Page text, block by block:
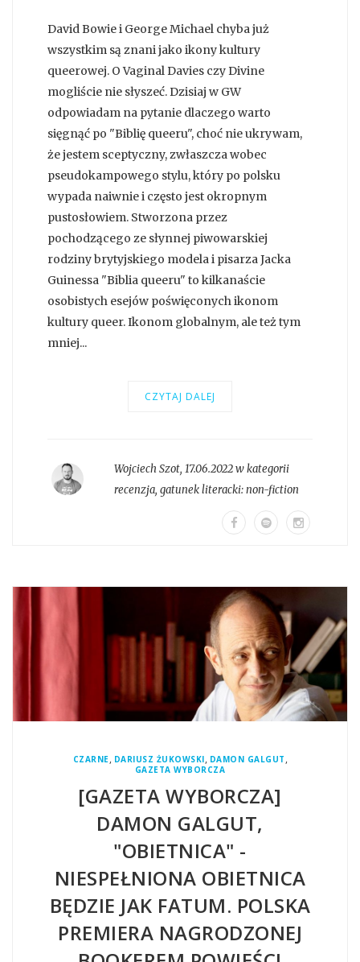
David Bowie i George Michael chyba już
wszystkim są znani jako ikony kultury
queerowej. O Vaginal Davies czy Divine
mogliście nie słyszeć. Dzisiaj w GW
odpowiadam na pytanie dlaczego warto
sięgnąć po "Biblię queeru", choć nie ukrywam,
że jestem sceptyczny, zwłaszcza wobec
pseudokampowego stylu, który po polsku
wypada naiwnie i często jest okropnym
pustosłowiem. Stworzona przez
pochodzącego ze słynnej piwowarskiej
rodziny brytyjskiego modela i pisarza Jacka
Guinessa "Biblia queeru" to kilkanaście
osobistych esejów poświęconych ikonom
kultury queer. Ikonom globalnym, ale też tym
mniej...
CZYTAJ DALEJ
Wojciech Szot, 17.06.2022 w kategorii
recenzja, gatunek literacki:non-fiction
CZARNE, DARIUSZ ŻUKOWSKI, DAMON GALGUT ,
GAZETA WYBORCZA
[GAZETA WYBORCZA]
DAMON GALGUT,
"OBIETNICA" -
NIESPEŁNIONA OBIETNICA
BĘDZIE JAK FATUM. POLSKA
PREMIERA NAGRODZONEJ